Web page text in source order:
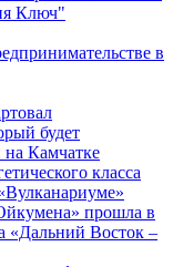
Ключ"
в
будет
Камчатке
класса
прошла в
«Дальний Восток –